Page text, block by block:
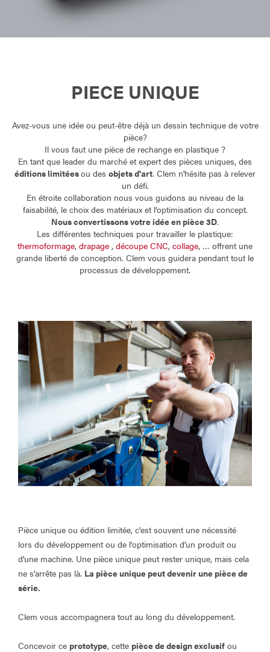
PIECE UNIQUE
Avez-vous une idée ou peut-être déjà un dessin technique de votre
pièce?
Il vous faut une pièce de rechange en plastique ?
En tant que leader du marché et expert des pièces uniques, des
éditions limitéesou des objets d'art. Clem n'hésite pas à relever
un défi.
En étroite collaboration nous vous guidons au niveau de la
faisabilité, le choix des matériaux et l’optimisation du concept.
Nous convertissons votre idée en pièce 3D.
Les différentes techniques pour travailler le plastique:
thermoformage, drapage , découpe CNC, collage, … offrent une
grande liberté de conception. Clem vous guidera pendant tout le
processus de développement.
Pièce unique ou édition limitée, c'est souvent une nécessité
lors du développement ou de l'optimisation d'un produit ou
d'une machine. Une pièce unique peut rester unique, mais cela
ne s'arrête pas là. La pièce unique peut devenir une pièce de
série.
Clem vous accompagnera tout au long du développement.
Concevoir ce prototype, cette pièce de design exclusif ou